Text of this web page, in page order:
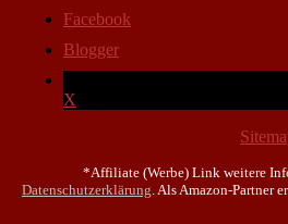
Facebook
Blogger
X
*Affiliate (Werbe) Link weitere
Datenschutzerklärung . Als Amazon-Partner